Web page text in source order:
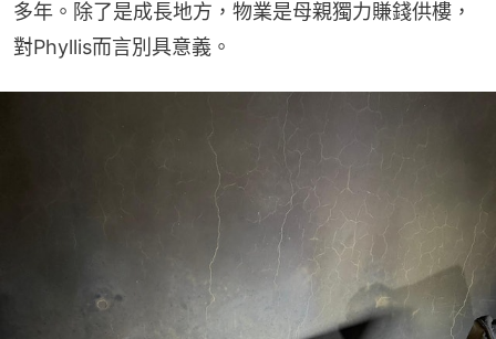
多年。除了是成長地方，物業是母親獨力賺錢供樓，
對Phyllis而言別具意義。